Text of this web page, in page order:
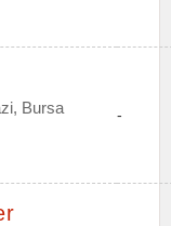
Bursa -